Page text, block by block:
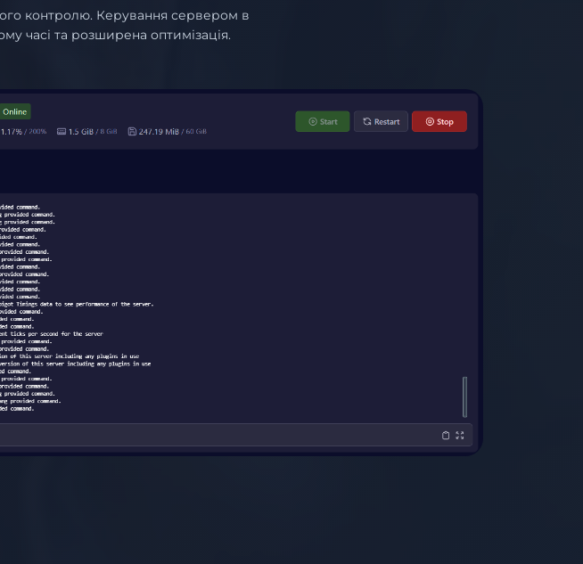
контролю. Керування сервером в
часі та розширена оптимізація.